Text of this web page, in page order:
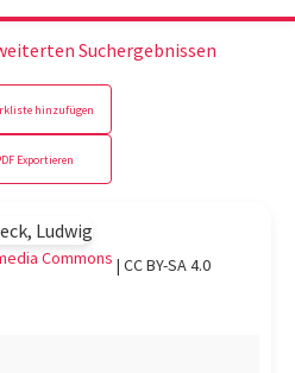
Suchergebnissen
hinzufügen
Exportieren
Commons | CC BY-SA 4.0